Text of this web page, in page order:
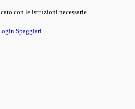
con le istruzioni necessarie.
Spaggiari